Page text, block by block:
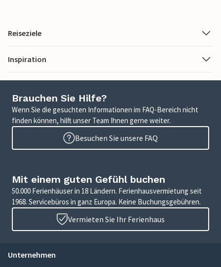
Reiseziele
Inspiration
Brauchen Sie Hilfe?
Wenn Sie die gesuchten Informationen im FAQ-Bereich nicht
finden können, hilft unser Team Ihnen gerne weiter.
Besuchen Sie unsere FAQ
Mit einem guten Gefühl buchen
50.000 Ferienhäuser in 18 Ländern. Ferienhausvermietung seit
1968. Servicebüros in ganz Europa. Keine Buchungsgebühren.
Vermieten Sie Ihr Ferienhaus
Unternehmen